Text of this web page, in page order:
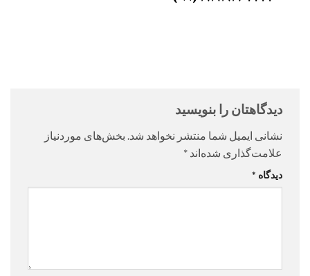
دیدگاهتان را بنویسید
نشانی ایمیل شما منتشر نخواهد شد. بخش‌های موردنیاز
علامت‌گذاری شده‌اند *
دیدگاه *